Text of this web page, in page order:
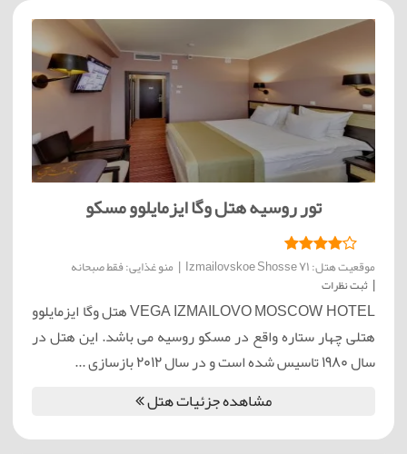
تور روسیه هتل وگا ایزمایلوو مسکو
موقعیت هتل: Izmailovskoe Shosse 71 | منو غذایی: فقط صبحانه
| ثبت نظرات
VEGA IZMAILOVO MOSCOW HOTEL هتل وگا ایزمایلوو
هتلی چهار ستاره واقع در مسکو روسیه می باشد. این هتل در
سال ۱۹۸۰ تاسیس شده است و در سال ۲۰۱۲ بازسازی ...
مشاهده جزئیات هتل